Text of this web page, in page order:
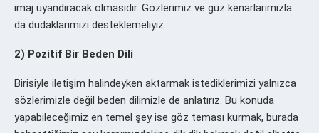
imaj uyandıracak olmasıdır. Gözlerimiz ve güz kenarlarımızla
da dudaklarımızı desteklemeliyiz.
2) Pozitif Bir Beden Dili
Birisiyle iletişim halindeyken aktarmak istediklerimizi yalnızca
sözlerimizle değil beden dilimizle de anlatırız. Bu konuda
yapabileceğimiz en temel şey ise göz teması kurmak, burada